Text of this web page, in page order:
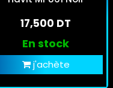
17,500 DT
En stock
j'achète